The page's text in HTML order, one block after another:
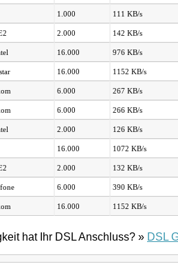
1.000 111 KB/s
2.000 142 KB/s
16.000 976 KB/s
16.000 1152 KB/s
6.000 267 KB/s
6.000 266 KB/s
2.000 126 KB/s
16.000 1072 KB/s
2.000 132 KB/s
6.000 390 KB/s
16.000 1152 KB/s
hat Ihr DSL Anschluss? » DSL